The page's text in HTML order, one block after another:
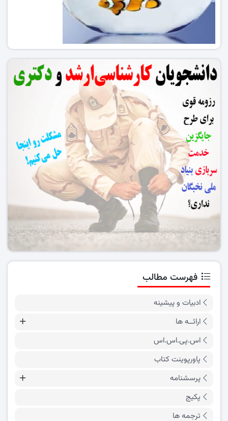
فهرست مطالب
ادبیات و پیشینه
ارائــه ها
اس.پی.اس.اس
پاورپوینت کتاب
پرسشنامه
پکیج
ترجمه ها